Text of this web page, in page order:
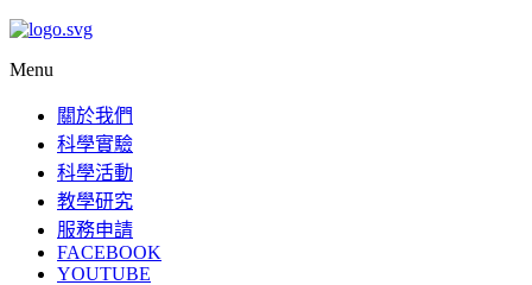
Menu
關於我們
科學實驗
科學活動
教學研究
服務申請
FACEBOOK
YOUTUBE